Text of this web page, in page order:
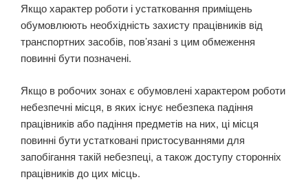
Якщо характер роботи і устатковання приміщень
обумовлюють необхідність захисту праців­ників від
транспортних засобів, пов’язані з цим обмеження
повинні бути позначені.
Якщо в робочих зонах є обумовлені характером роботи
небезпечні місця, в яких існує небезпека падіння
працівників або падіння предметів на них, ці місця
повинні бути устатковані пристосування­ми для
запобігання такій небезпеці, а також доступу сторонніх
працівників до цих місць.